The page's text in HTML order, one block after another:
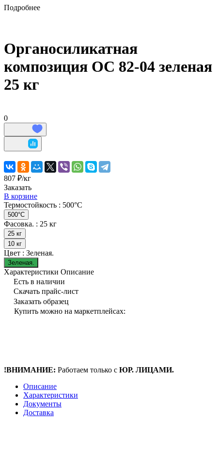
Подробнее
Органосиликатная
композиция ОС 82-04 зеленая
25 кг
0
807 ₽/кг
Заказать
В корзине
Термостойкость : 500°C
500°C
Фасовка. : 25 кг
25 кг
10 кг
Цвет : Зеленая.
Зеленая.
Характеристики Описание
Есть в наличии
Скачать прайс-лист
Заказать образец
Купить можно на маркетплейсах:
!ВНИМАНИЕ: Работаем только с ЮР. ЛИЦАМИ.
Описание
Характеристики
Документы
Доставка